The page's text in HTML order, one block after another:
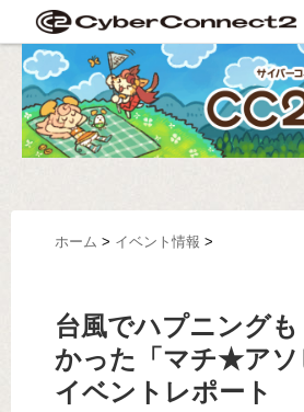
ホーム > イベント情報 >
台風でハプニング
かった「マチ★アソ
イベントレポート